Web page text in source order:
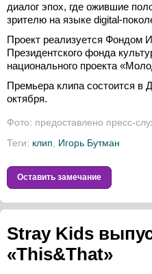
диалог эпох, где ожившие
зрителю на языке digital-
Проект реализуется Фондом
Президентского фонда
национального проекта
Премьера клипа состоится в
октября.
Фото: предоставлено пресс-
Теги: клип Игорь Бутман
Оставить замечание
Stray Kids
«This&That»